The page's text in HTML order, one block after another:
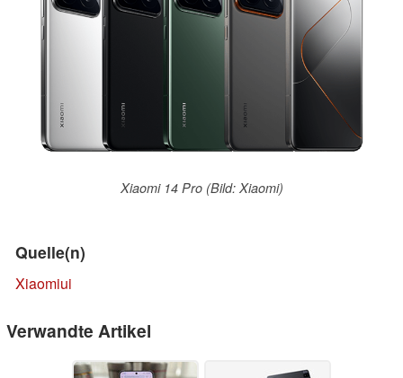
Xiaomi 14 Pro (Bild: Xiaomi)
Quelle(n)
Xiaomiui
Verwandte Artikel